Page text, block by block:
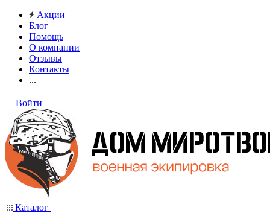
Акции
Блог
Помощь
О компании
Отзывы
Контакты
...
Войти
Каталог